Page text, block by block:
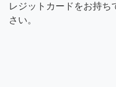
レジットカードをお持ち
さい。